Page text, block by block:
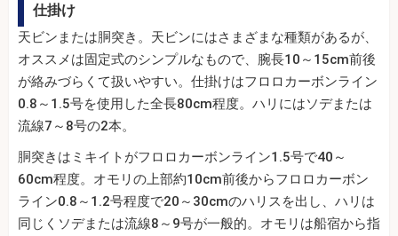
仕掛け
天ビンまたは胴突き。天ビンにはさまざまな種類があるが、
オススメは固定式のシンプルなもので、腕長10～15cm前後
が絡みづらくて扱いやすい。仕掛けはフロロカーボンライン
0.8～1.5号を使用した全長80cm程度。ハリにはソデまたは
流線7～8号の2本。
胴突きはミキイトがフロロカーボンライン1.5号で40～
60cm程度。オモリの上部約10cm前後からフロロカーボン
ライン0.8～1.2号程度で20～30cmのハリスを出し、ハリは
同じくソデまたは流線8～9号が一般的。オモリは船宿から指